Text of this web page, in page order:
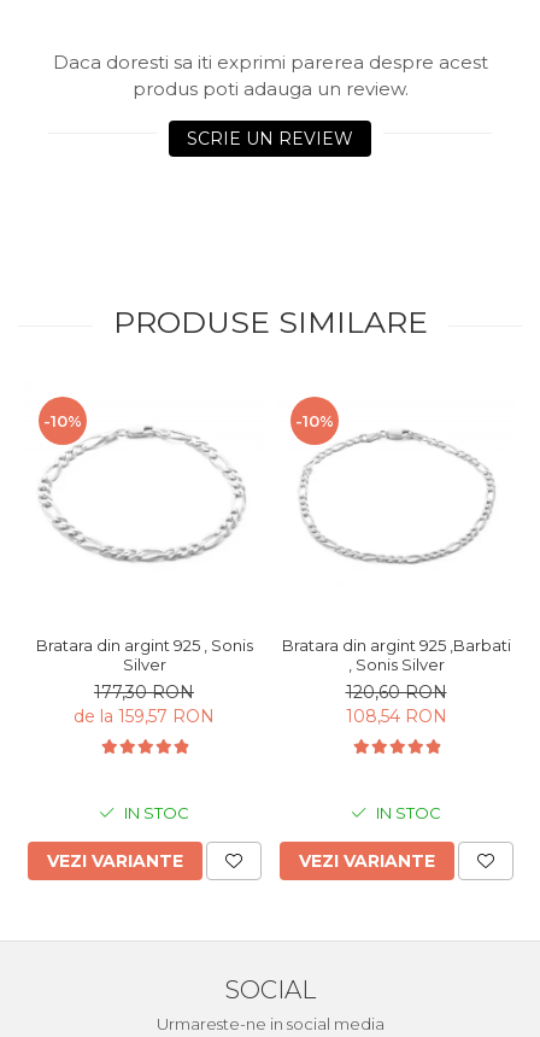
Daca doresti sa iti exprimi parerea despre acest
produs poti adauga un review.
SCRIE UN REVIEW
PRODUSE SIMILARE
-10%
Bratara din argint 925 , Sonis
Silver
177,30 RON
de la 159,57 RON
IN STOC
VEZI VARIANTE
-10%
Bratara din argint 925 ,Barbati
, Sonis Silver
120,60 RON
108,54 RON
IN STOC
VEZI VARIANTE
SOCIAL
Urmareste-ne in social media